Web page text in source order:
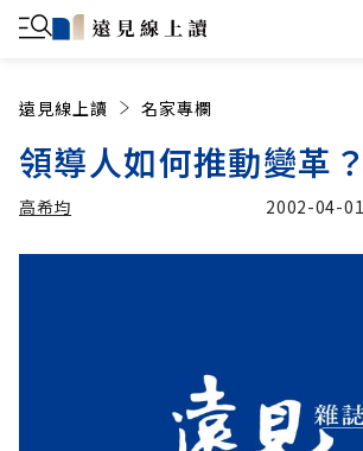
遠見線上讀 名家專欄
領導人如何推動變革？
高希均 2002-04-01